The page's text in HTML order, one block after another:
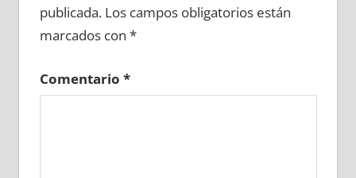
publicada. Los campos obligatorios están
marcados con *
Comentario *